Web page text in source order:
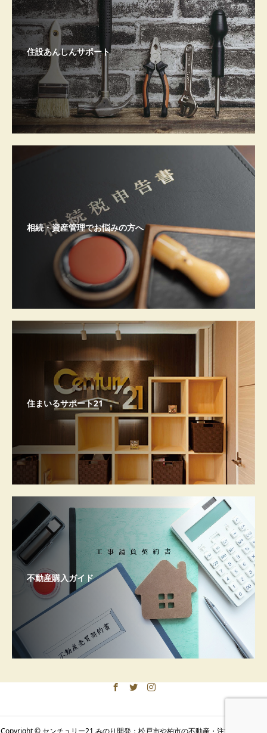
住設あんしんサポート
相続・資産管理でお悩みの方へ
住まいるサポート21
不動産購入ガイド
Copyright © センチュリー21 みのり開発：松戸市や柏市の不動産・注文住宅｜土地